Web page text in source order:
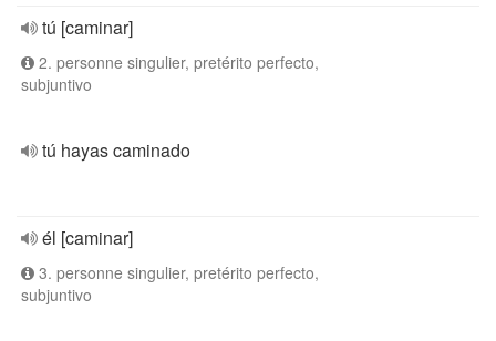
tú [caminar]
2. personne singulier, pretérito perfecto,
subjuntivo
tú hayas caminado
él [caminar]
3. personne singulier, pretérito perfecto,
subjuntivo